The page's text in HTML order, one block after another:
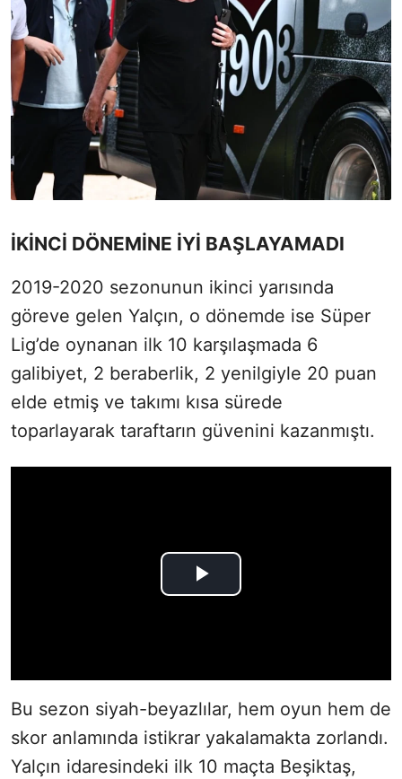
İKİNCİ DÖNEMİNE İYİ BAŞLAYAMADI
2019-2020 sezonunun ikinci yarısında
göreve gelen Yalçın, o dönemde ise Süper
Lig’de oynanan ilk 10 karşılaşmada 6
galibiyet, 2 beraberlik, 2 yenilgiyle 20 puan
elde etmiş ve takımı kısa sürede
toparlayarak taraftarın güvenini kazanmıştı.
Bu sezon siyah-beyazlılar, hem oyun hem de
skor anlamında istikrar yakalamakta zorlandı.
Yalçın idaresindeki ilk 10 maçta Beşiktaş,